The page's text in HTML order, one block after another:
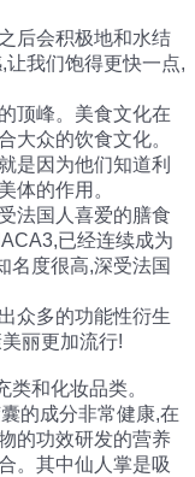
后会积极地和水结
我们饱得更快一点,
顶峰。美食文化在
大众的饮食文化。
是因为他们知道利
体的作用。
法国人喜爱的膳食
已经连续成为
名度很高,深受法国
众多的功能性衍生
丽更加流行!
和化妆品类。
的成分非常健康,在
的功效研发的营养
。其中仙人掌是吸